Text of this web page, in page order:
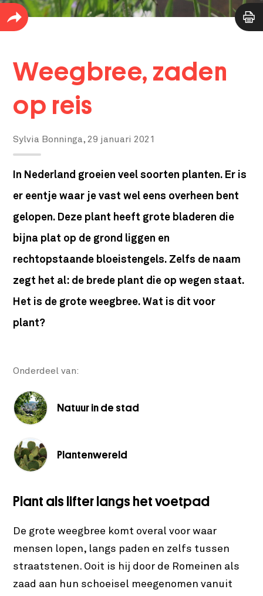
Weegbree, zaden
op reis
Sylvia Bonninga,29 januari 2021
In Nederland groeien veel soorten planten. Er is
er eentje waar je vast wel eens overheen bent
gelopen. Deze plant heeft grote bladeren die
bijna plat op de grond liggen en
rechtopstaande bloeistengels. Zelfs de naam
zegt het al: de brede plant die op wegen staat.
Het is de grote weegbree. Wat is dit voor
plant?
Onderdeel van:
Natuur in de stad
Plantenwereld
Plant als lifter langs het voetpad
De grote weegbree komt overal voor waar
mensen lopen, langs paden en zelfs tussen
straatstenen. Ooit is hij door de Romeinen als
zaad aan hun schoeisel meegenomen vanuit